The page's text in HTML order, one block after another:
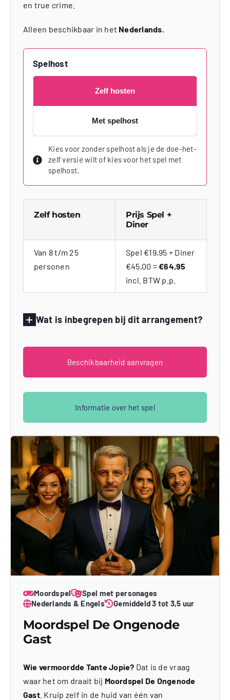
en true crime.
Alleen beschikbaar in het Nederlands.
Spelhost
Zelf hosten
Met spelhost
Kies voor zonder spelhost als je de doe-het-
zelf versie wilt of kies voor het spel met
spelhost.
Zelf hosten
Prijs Spel +
Diner
Van 8 t/m 25
personen
Spel €19,95 + Diner
€45,00 =€64,95
incl. BTW p.p.
Wat is inbegrepen bij dit arrangement?
Beschikbaarheid aanvragen
Informatie over het spel
Moordspel
Spel met personages
Nederlands & Engels
Gemiddeld 3 tot 3,5 uur
Moordspel De Ongenode
Gast
Wie vermoordde Tante Jopie? Dat is de vraag
waar het om draait bij Moordspel De Ongenode
Gast. Kruip zelf in de huid van één van